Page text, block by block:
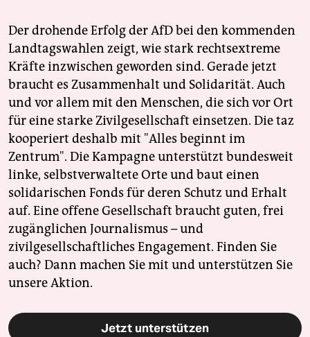
Der drohende Erfolg der AfD bei den kommenden
Landtagswahlen zeigt, wie stark rechtsextreme
Kräfte inzwischen geworden sind. Gerade jetzt
braucht es Zusammenhalt und Solidarität. Auch
und vor allem mit den Menschen, die sich vor Ort
für eine starke Zivilgesellschaft einsetzen. Die taz
kooperiert deshalb mit "Alles beginnt im
Zentrum". Die Kampagne unterstützt bundesweit
linke, selbstverwaltete Orte und baut einen
solidarischen Fonds für deren Schutz und Erhalt
auf. Eine offene Gesellschaft braucht guten, frei
zugänglichen Journalismus – und
zivilgesellschaftliches Engagement. Finden Sie
auch? Dann machen Sie mit und unterstützen Sie
unsere Aktion.
Jetzt unterstützen